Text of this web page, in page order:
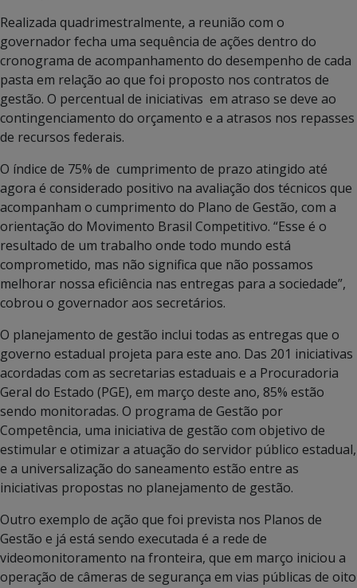
Realizada quadrimestralmente, a reunião com o
governador fecha uma sequência de ações dentro do
cronograma de acompanhamento do desempenho de cada
pasta em relação ao que foi proposto nos contratos de
gestão. O percentual de iniciativas em atraso se deve ao
contingenciamento do orçamento e a atrasos nos repasses
de recursos federais.
O índice de 75% de cumprimento de prazo atingido até
agora é considerado positivo na avaliação dos técnicos que
acompanham o cumprimento do Plano de Gestão, com a
orientação do Movimento Brasil Competitivo. “Esse é o
resultado de um trabalho onde todo mundo está
comprometido, mas não significa que não possamos
melhorar nossa eficiência nas entregas para a sociedade”,
cobrou o governador aos secretários.
O planejamento de gestão inclui todas as entregas que o
governo estadual projeta para este ano. Das 201 iniciativas
acordadas com as secretarias estaduais e a Procuradoria
Geral do Estado (PGE), em março deste ano, 85% estão
sendo monitoradas. O programa de Gestão por
Competência, uma iniciativa de gestão com objetivo de
estimular e otimizar a atuação do servidor público estadual,
e a universalização do saneamento estão entre as
iniciativas propostas no planejamento de gestão.
Outro exemplo de ação que foi prevista nos Planos de
Gestão e já está sendo executada é a rede de
videomonitoramento na fronteira, que em março iniciou a
operação de câmeras de segurança em vias públicas de oito